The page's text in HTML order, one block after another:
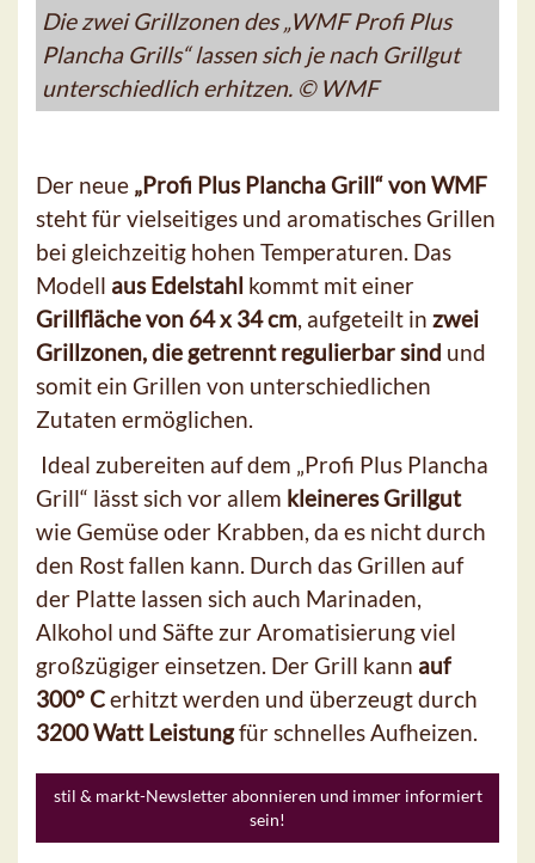
Die zwei Grillzonen des „WMF Profi Plus
Plancha Grills“ lassen sich je nach Grillgut
unterschiedlich erhitzen. © WMF
Der neue „Profi Plus Plancha Grill“ von WMF
steht für vielseitiges und aromatisches Grillen
bei gleichzeitig hohen Temperaturen. Das
Modell aus Edelstahl kommt mit einer
Grillfläche von 64 x 34 cm, aufgeteilt in zwei
Grillzonen, die getrennt regulierbar sind und
somit ein Grillen von unterschiedlichen
Zutaten ermöglichen.
Ideal zubereiten auf dem „Profi Plus Plancha
Grill“ lässt sich vor allem kleineres Grillgut
wie Gemüse oder Krabben, da es nicht durch
den Rost fallen kann. Durch das Grillen auf
der Platte lassen sich auch Marinaden,
Alkohol und Säfte zur Aromatisierung viel
großzügiger einsetzen. Der Grill kann auf
300° Cerhitzt werden und überzeugt durch
3200 Watt Leistungfür schnelles Aufheizen.
stil & markt-Newsletter abonnieren und immer informiert
sein!